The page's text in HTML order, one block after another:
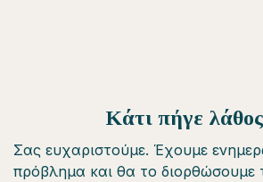
Κάτι πήγε
Σας ευχαριστούμε. Έχουμε
πρόβλημα και θα το διορθώσουμε